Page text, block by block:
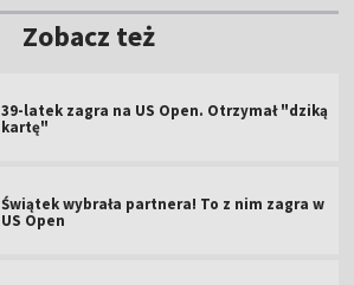
Zobacz też
39-latek zagra na US Open. Otrzymał "dziką
kartę"
Świątek wybrała partnera! To z nim zagra w
US Open